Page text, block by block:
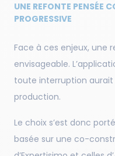
UNE REFONTE PENSÉE
PROGRESSIVE
Face à ces enjeux, une
envisageable.
toute interruption
production.
Le choix s’est donc
basée sur une co-